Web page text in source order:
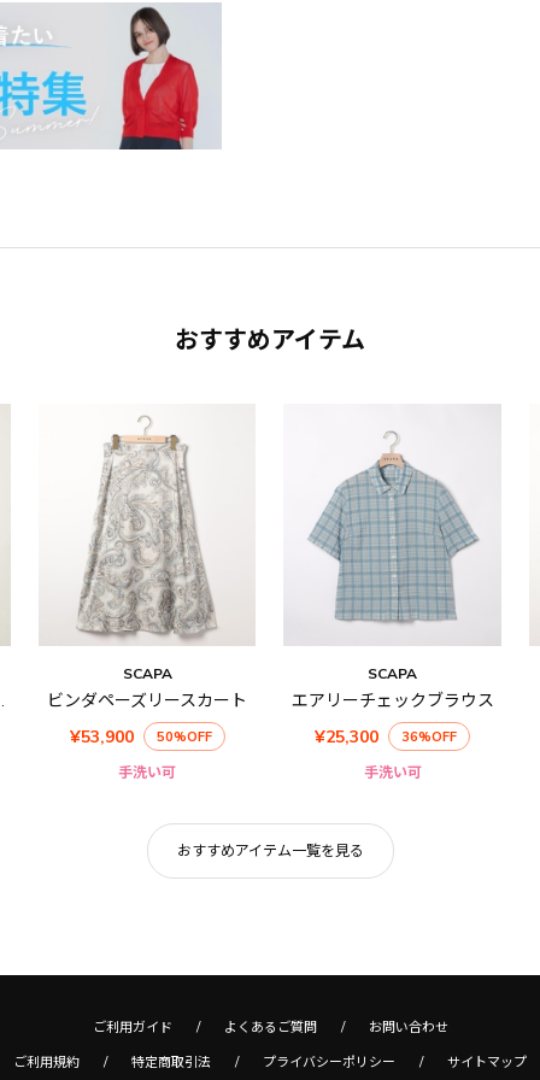
おすすめアイテム
ラウス
SCAPA
ビンダペーズリースカート
¥53,900
50%OFF
手洗い可
SCAPA
エアリーチェックブラウス
¥25,300
36%OFF
手洗い可
おすすめアイテム一覧を見る
ご利用ガイド よくあるご質問 お問い合わせ
ご利用規約 特定商取引法 プライバシーポリシー サイトマップ